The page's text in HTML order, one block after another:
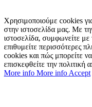
Χρησιμοποιούμε cookies
στην ιστοσελίδα μας. Με
ιστοσελίδα, συμφωνείτε
επιθυμείτε περισσότερες
cookies και πώς μπορείτε
επισκεφθείτε την πολιτική
More info More info Accept